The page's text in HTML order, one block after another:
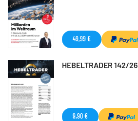
49,99 €
HEBELTRADER 142/26
9,90 €